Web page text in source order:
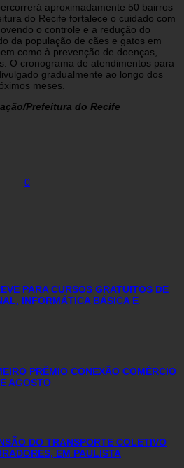
aproximadamente 50 bairros
do Recife fortalece o cuidado com
o controle e a redução do
da população de cães e gatos em
como à prevenção de doenças,
O cronograma de atendimentos para
gradualmente ao longo dos
meses.
Prefeitura do Recife
0
PARA CURSOS GRATUITOS DE
INFORMÁTICA BÁSICA E
PRÊMIO CONEXÃO COMÉRCIO
AGOSTO
DO TRANSPORTE COLETIVO
EM PAULISTA